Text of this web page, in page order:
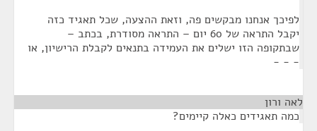
לפיכך אנחנו מבקשים פה, וזאת ההצעה, שכל תאגיד כזה
יקבל התראה של 60 יום – התראה מסודרת, בכתב –
שבתקופה הזו ישלים את העמידה בתנאים לקבלת הרישיון, או
- - -
לאה ורון
כמה תאגידים כאלה קיימים?